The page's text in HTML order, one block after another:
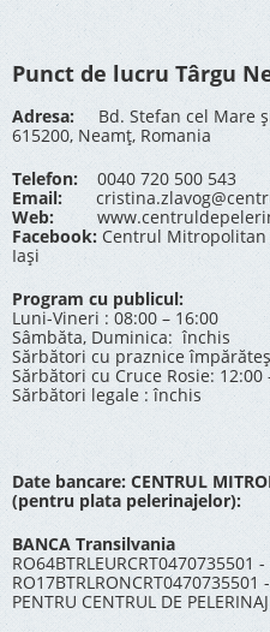
Punct de lucru Târgu
Adresa: Bd. Stefan cel Mare
615200, Neamț, Romania
Telefon: 0040 720 500 543
Email:
Web:
Facebook: Centrul Mitropolitan
Iași
Program cu publicul:
Luni-Vineri : 08:00 – 16:00
Sâmbăta, Duminica: închis
Sărbători cu praznice
Sărbători cu Cruce Rosie: 12:00
Sărbători legale : închis
Date bancare: CENTRUL
(pentru plata pelerinajelor):
BANCA Transilvania
RO64BTRLEURCRT0470735501
RO17BTRLRONCRT0470735501
PENTRU CENTRUL DE PELERINAJ